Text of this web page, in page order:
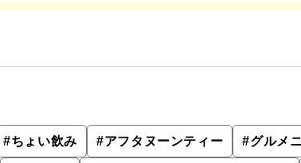
#ちょい飲み #アフタヌーンティー #グルメ